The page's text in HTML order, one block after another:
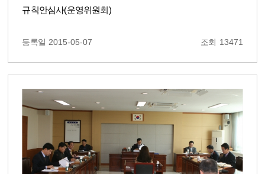
규칙안심사(운영위원회)
등록일 2015-05-07 조회 13471